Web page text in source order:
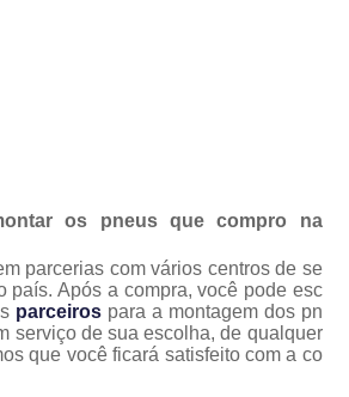
os pneus que compro na
parcerias com vários centros de se
país. Após a compra, você pode esc
parceiros para a montagem dos pn
serviço de sua escolha, de qualquer
que você ficará satisfeito com a co